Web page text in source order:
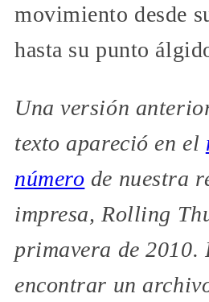
movimiento desde
hasta su punto
Una versión
texto apareció en el
número de nuestra
impresa, Rolling
primavera de 2010.
encontrar un